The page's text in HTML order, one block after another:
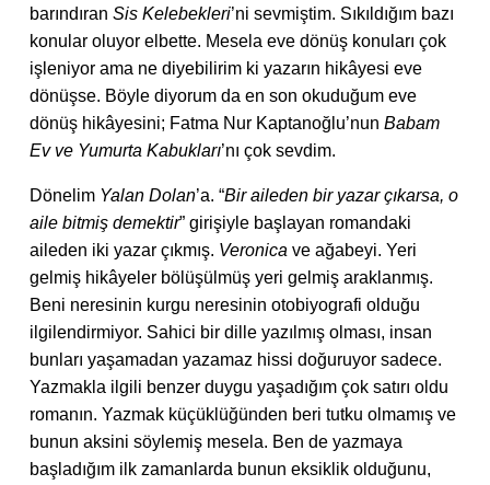
barındıran Sis Kelebekleri’ni sevmiştim. Sıkıldığım bazı
konular oluyor elbette. Mesela eve dönüş konuları çok
işleniyor ama ne diyebilirim ki yazarın hikâyesi eve
dönüşse. Böyle diyorum da en son okuduğum eve
dönüş hikâyesini; Fatma Nur Kaptanoğlu’nun Babam
Ev ve Yumurta Kabukları’nı çok sevdim.
Dönelim Yalan Dolan’a. “Bir aileden bir yazar çıkarsa, o
aile bitmiş demektir” girişiyle başlayan romandaki
aileden iki yazar çıkmış. Veronica ve ağabeyi. Yeri
gelmiş hikâyeler bölüşülmüş yeri gelmiş araklanmış.
Beni neresinin kurgu neresinin otobiyografi olduğu
ilgilendirmiyor. Sahici bir dille yazılmış olması, insan
bunları yaşamadan yazamaz hissi doğuruyor sadece.
Yazmakla ilgili benzer duygu yaşadığım çok satırı oldu
romanın. Yazmak küçüklüğünden beri tutku olmamış ve
bunun aksini söylemiş mesela. Ben de yazmaya
başladığım ilk zamanlarda bunun eksiklik olduğunu,